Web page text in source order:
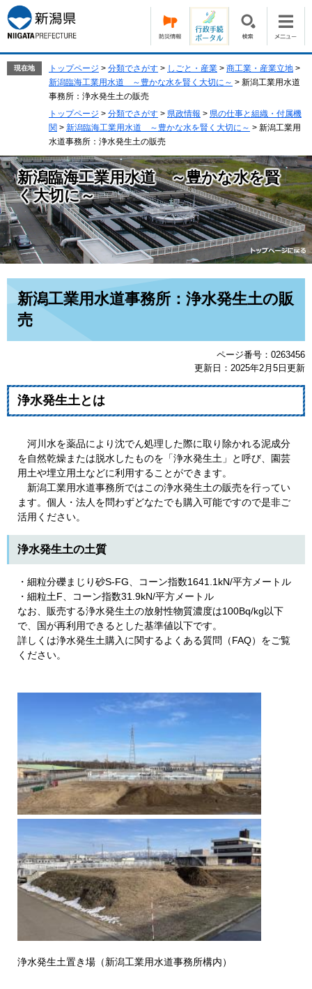
ー
ジ
の
ニ
ュ
ー
文
へ
現在地 トップページ > 分類でさがす > しごと・産業 > 商工業・産業立地 >
新潟臨海工業用水道 ～豊かな水を賢く大切に～ > 新潟工業用水道
事務所：浄水発生土の販売
トップページ > 分類でさがす > 県政情報 > 県の仕事と組織・付属機
関 > 新潟臨海工業用水道 ～豊かな水を賢く大切に～ > 新潟工業用
水道事務所：浄水発生土の販売
新潟臨海工業用水道 ～豊かな水を賢
く大切に～
新潟工業用水道事務所：浄水発生土の販
売
ページ番号：0263456
更新日：2025年2月5日更新
浄水発生土とは
河川水を薬品により沈でん処理した際に取り除かれる泥成分
を自然乾燥または脱水したものを「浄水発生土」と呼び、園芸
用土や埋立用土などに利用することができます。
新潟工業用水道事務所ではこの浄水発生土の販売を行ってい
ます。個人・法人を問わずどなたでも購入可能ですので是非ご
活用ください。
浄水発生土の土質
・細粒分礫まじり砂S-FG、コーン指数1641.1kN/平方メートル
・細粒土F、コーン指数31.9kN/平方メートル
なお、販売する浄水発生土の放射性物質濃度は100Bq/kg以下
で、国が再利用できるとした基準値以下です。
詳しくは浄水発生土購入に関するよくある質問（FAQ）をご覧
ください。
浄水発生土置き場（新潟工業用水道事務所構内）